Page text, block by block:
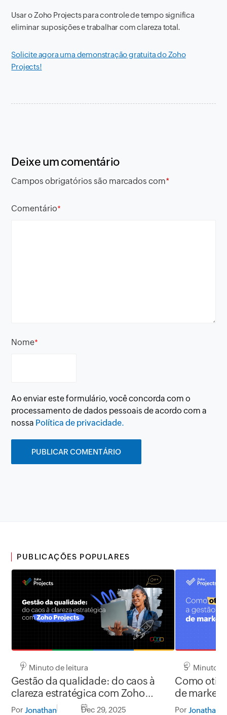
Usar o Zoho Projects para controle de tempo significa
eliminar suposições e trabalhar com clareza total.
Solicite agora uma demonstração gratuita do Zoho
Projects!
Deixe um comentário
Campos obrigatórios são marcados com*
Comentário*
Nome*
Ao enviar este formulário, você concorda com o
processamento de dados pessoais de acordo com a
nossa Política de privacidade.
PUBLICAÇÕES POPULARES
7 Minuto de leitura
Gestão da qualidade: do caos à
clareza estratégica com Zoho
Projects
Por Jonathan Dec 29, 2025
5 Minuto
Como
de
Por Jonathan